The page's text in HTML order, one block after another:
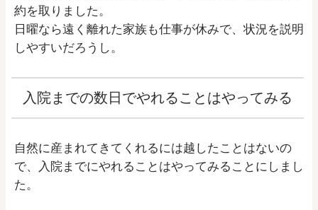
約を取りました。
日曜なら遠く離れた家族も仕事が休みで、状況を説明
しやすいだろうし。
入院までの数日でやれることはやってみる
自然に産まれてきてくれるには越したことはないの
で、入院までにやれることはやってみることにしまし
た。